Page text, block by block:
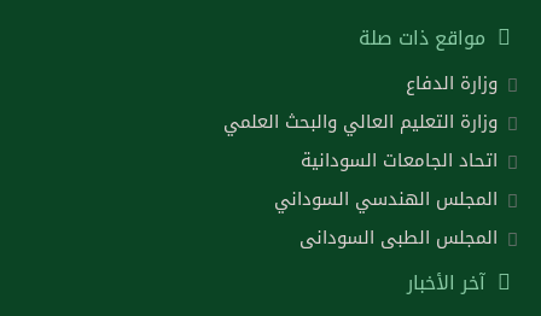
مواقع ذات صلة
وزارة الدفاع
وزارة التعليم العالي والبحث العلمي
اتحاد الجامعات السودانية
المجلس الهندسي السوداني
المجلس الطبى السودانى
آخر الأخبار